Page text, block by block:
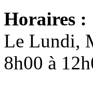
Horaires :
Le Lundi,
8h00 à